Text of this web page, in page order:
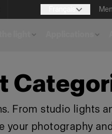
From studio lights
photography